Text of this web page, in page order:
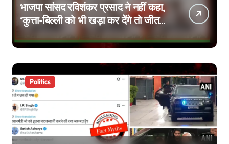
भाजपा सांसद रविशंकर प्रसाद ने नहीं कहा,
‘कुत्ता-बिल्ली को भी खड़ा कर देंगे तो जीत
जाएंगे’, वायरल वीडियो एडिटेड है
Politics